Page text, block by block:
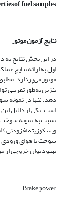
of fuel samples
نتایج آزمون موتور
در این بخش نتایج به
اول به ارائه نتایج
نسبت به نمونه سوخت
سوخت با هوای ورودی
بهبود توان خروجی از
Brake power